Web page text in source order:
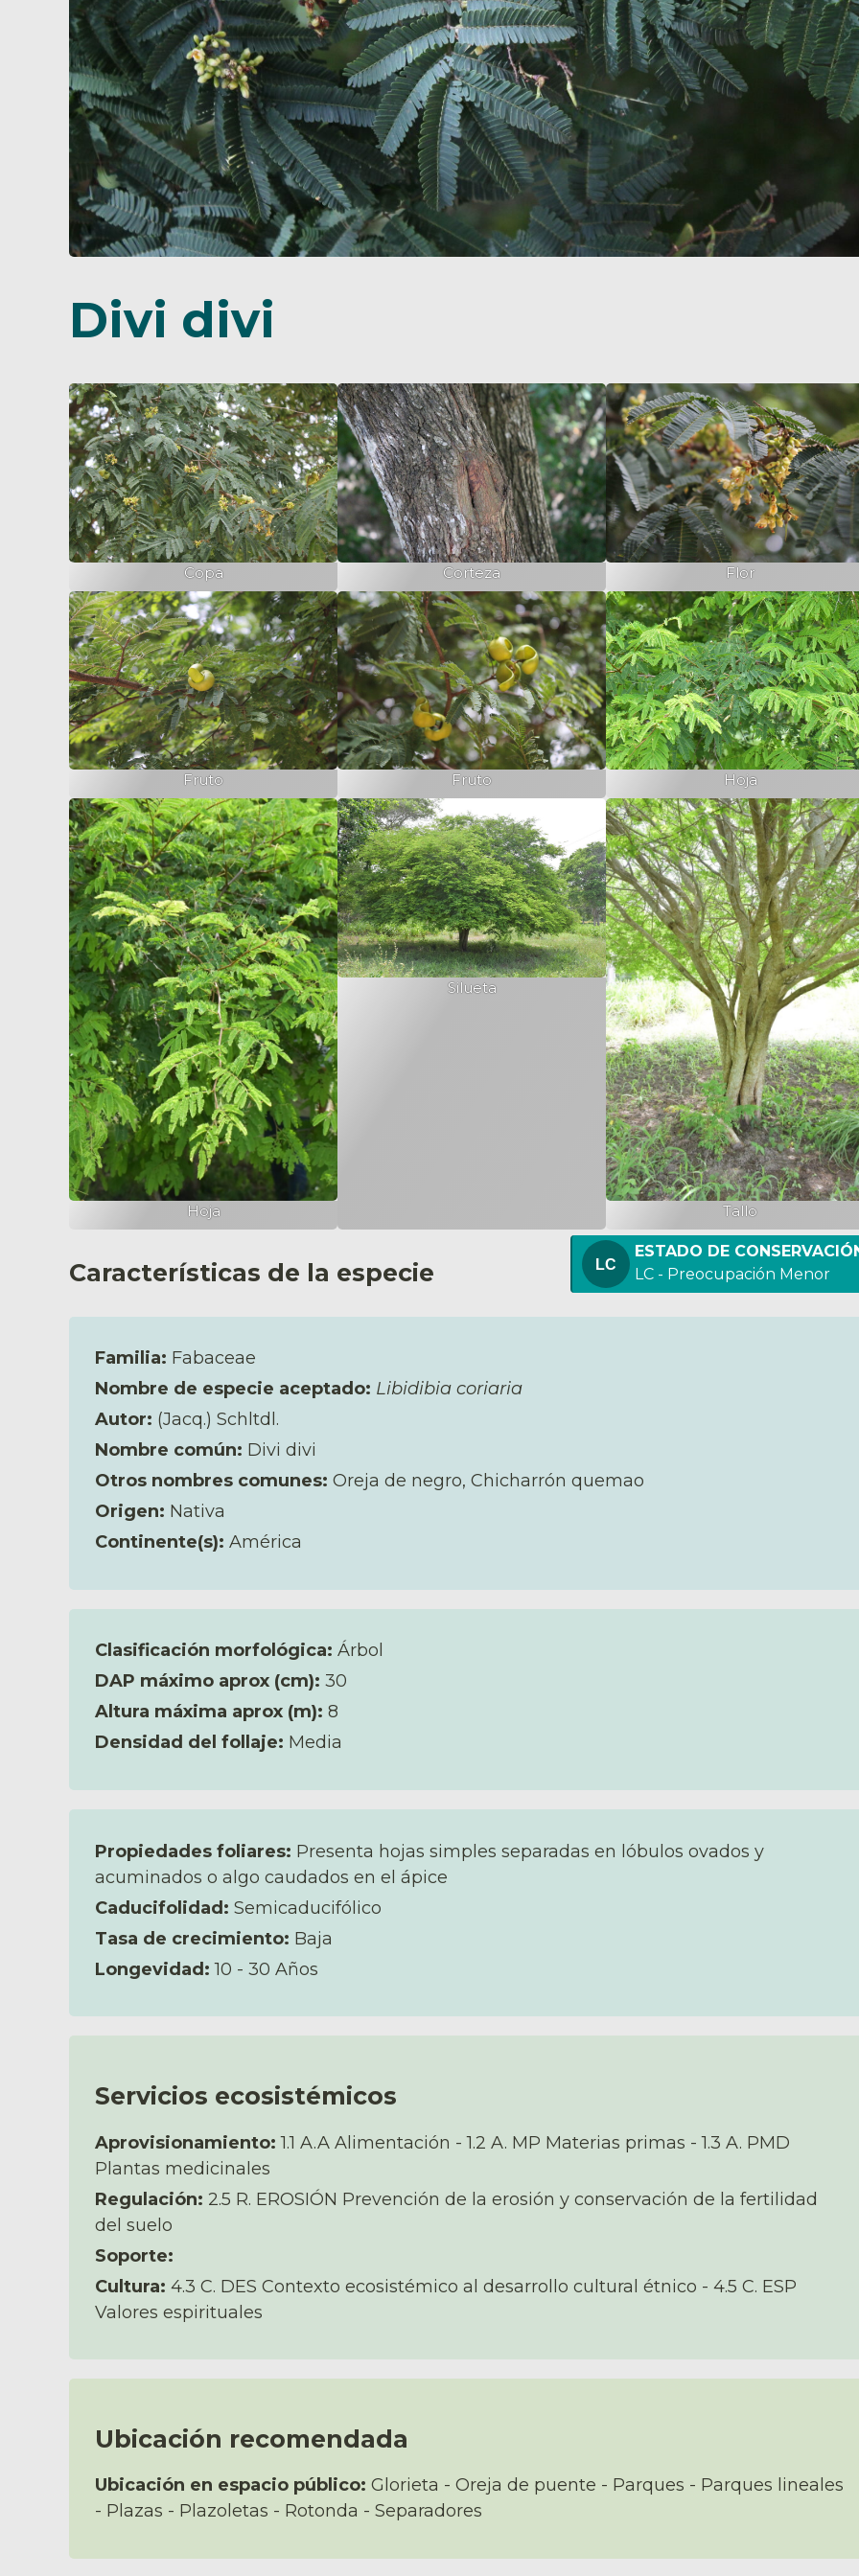
Divi divi
Copa Corteza Flor
Fruto Fruto Hoja
Hoja
Silueta
Tallo
Características de la especie
ESTADO DE
LC - Preocupación Menor
Familia: Fabaceae
Nombre de especie aceptado: Libidibia coriaria
Autor: (Jacq.) Schltdl.
Nombre común: Divi divi
Otros nombres comunes: Oreja de negro, Chicharrón quemao
Origen: Nativa
Continente(s): América
Clasificación morfológica: Árbol
DAP máximo aprox (cm): 30
Altura máxima aprox (m): 8
Densidad del follaje: Media
Propiedades foliares: Presenta hojas simples separadas en lóbulos ovados y
acuminados o algo caudados en el ápice
Caducifolidad: Semicaducifólico
Tasa de crecimiento: Baja
Longevidad:10 - 30 Años
Servicios ecosistémicos
Aprovisionamiento: 1.1 A.A Alimentación - 1.2 A. MP Materias primas - 1.3 A. PMD
Plantas medicinales
Regulación: 2.5 R. EROSIÓN Prevención de la erosión y conservación de la fertilidad
del suelo
Soporte:
Cultura: 4.3 C. DES Contexto ecosistémico al desarrollo cultural étnico - 4.5 C. ESP
Valores espirituales
Ubicación recomendada
Ubicación en espacio público: Glorieta - Oreja de puente - Parques - Parques lineales
- Plazas - Plazoletas - Rotonda - Separadores